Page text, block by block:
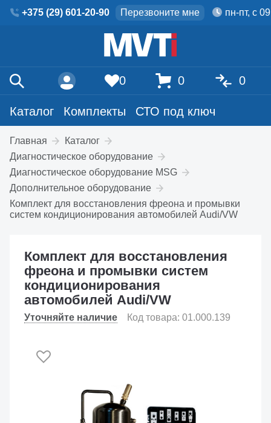
+375 (29) 601-20-90 Перезвоните мне пн-пт, с
Каталог Комплекты СТО под ключ
0 0 0
Главная
Каталог
Диагностическое оборудование
Диагностическое оборудование MSG
Дополнительное оборудование
Комплект для восстановления фреона и промывки
систем кондиционирования автомобилей Audi/VW
Комплект для восстановления
фреона и промывки систем
кондиционирования
автомобилей Audi/VW
Уточняйте наличие Код товара: 01.000.139